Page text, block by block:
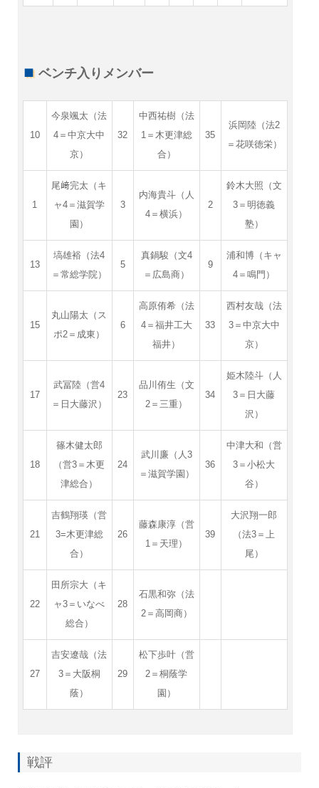
ベンチ入りメンバー
10
今泉颯太（法
4＝中京大中
京）
32
中西祐樹（法
1＝木更津総
合）
35
浜岡陸（法2
＝花咲徳栄）
1
尾﨑完太（キ
ャ4＝滋賀学
園）
3
内海貴斗（人
4＝横浜）
2
鈴木大照（文
3＝明徳義
塾）
13
塙雄裕（法4
＝常総学院）
5
真鍋駿（文4
＝広島商）
9
浦和博（キャ
4＝鳴門）
15
丸山陽太（ス
ポ2＝成東）
6
高原侑希（法
4＝福井工大
福井）
33
西村友哉（法
3＝中京大中
京）
17
武冨陸（営4
＝日大藤沢）
23
品川侑生（文
2＝三重）
34
姫木陸斗（人
3＝日大藤
沢）
18
篠木健太郎
（営3＝木更
津総合）
24
武川廉（人3
＝滋賀学園）
36
中津大和（営
3＝小松大
谷）
21
吉鶴翔瑛（営
3=木更津総
合）
26
藤森康淳（営
1＝天理）
39
大沢翔一郎
（法3＝上
尾）
22
田所宗大（キ
ャ3＝いなべ
総合）
28
石黒和弥（法
2＝高岡商）
27
吉安遼哉（法
3＝大阪桐
蔭）
29
松下歩叶（営
2＝桐蔭学
園）
戦評